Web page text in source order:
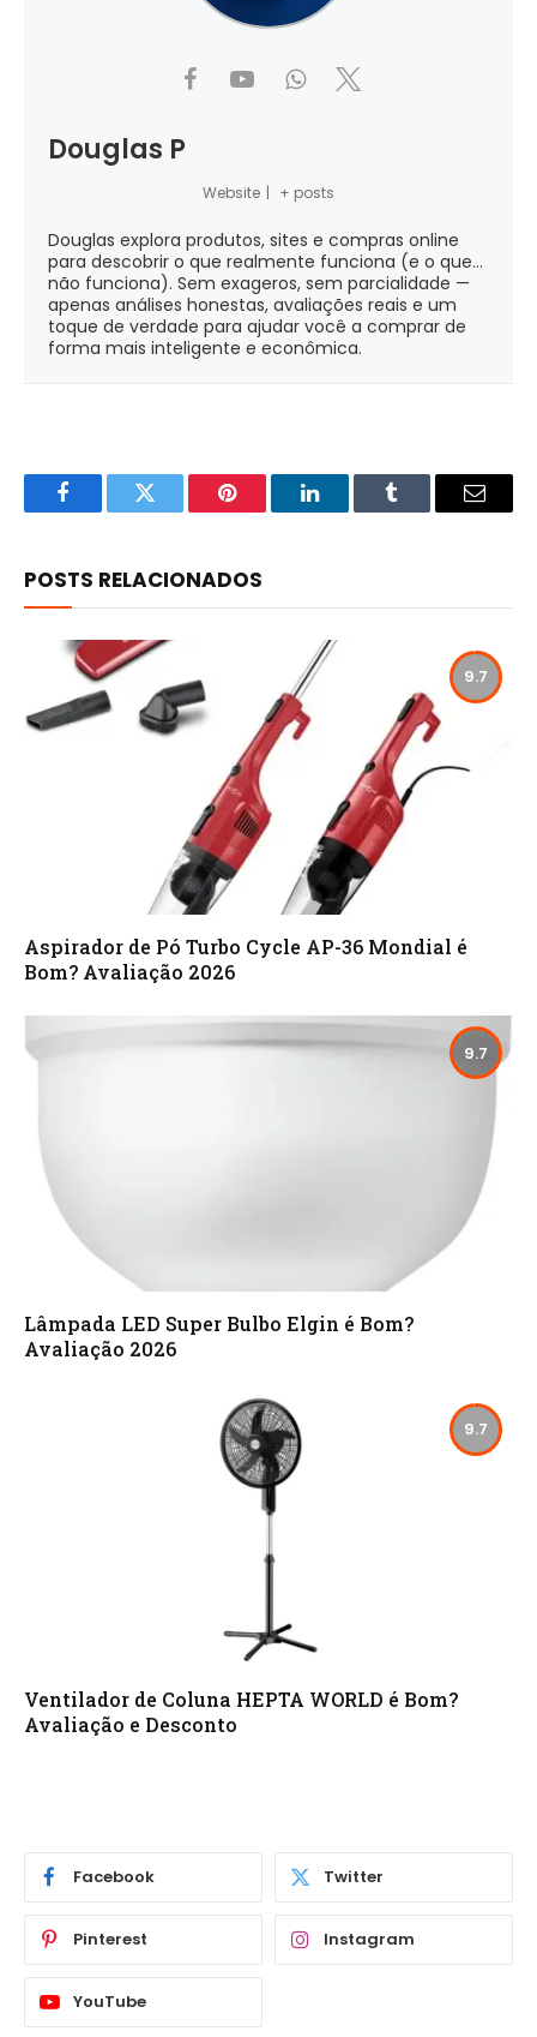
Douglas P
Website | + posts
Douglas explora produtos, sites e compras online
para descobrir o que realmente funciona (e o que...
não funciona). Sem exageros, sem parcialidade —
apenas análises honestas, avaliações reais e um
toque de verdade para ajudar você a comprar de
forma mais inteligente e econômica.
FacebookTwitter Pinterest LinkedInTumblr Email
POSTS RELACIONADOS
9.7
Aspirador de Pó Turbo Cycle AP-36 Mondial é
Bom? Avaliação 2026
9.7
Lâmpada LED Super Bulbo Elgin é Bom?
Avaliação 2026
9.7
Ventilador de Coluna HEPTA WORLD é Bom?
Avaliação e Desconto
Facebook Twitter
Pinterest Instagram
YouTube